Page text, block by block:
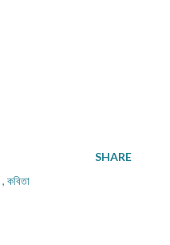
কবিতা
SHARE